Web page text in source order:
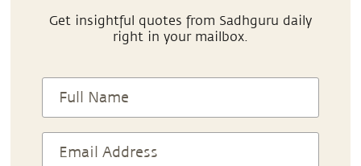
Get insightful quotes from Sadhguru daily
right in your mailbox.